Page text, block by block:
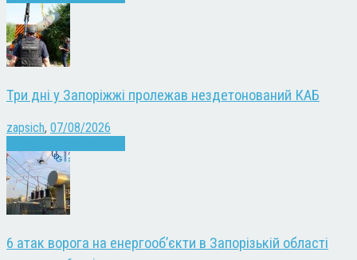
Три дні у Запоріжжі пролежав нездетонований КАБ
zapsich, 07/08/2026
6 атак ворога на енергооб’єкти в Запорізькій області